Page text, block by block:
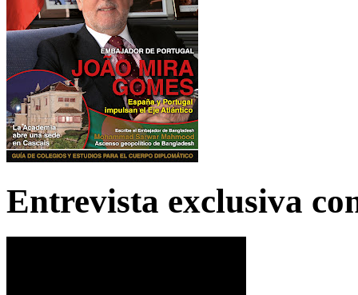
Entrevista exclusiva